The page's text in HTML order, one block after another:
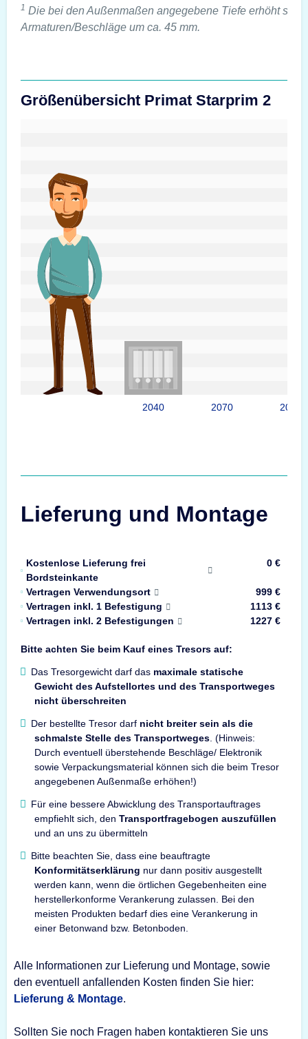
1 Die bei den Außenmaßen angegebene Tiefe erhöht sich
Armaturen/Beschläge um ca. 45 mm.
Größenübersicht Primat Starprim 2
2040 2070 2095
Lieferung und Montage
Kostenlose Lieferung frei
Bordsteinkante
0 €
Vertragen Verwendungsort
999 €
Vertragen inkl. 1 Befestigung
1113 €
Vertragen inkl. 2 Befestigungen
1227 €
Bitte achten Sie beim Kauf eines Tresors auf:
Das Tresorgewicht darf das maximale statische
Gewicht des Aufstellortes und des Transportweges
nicht überschreiten
Der bestellte Tresor darf nicht breiter sein als die
schmalste Stelle des Transportweges. (Hinweis:
Durch eventuell überstehende Beschläge/ Elektronik
sowie Verpackungsmaterial können sich die beim Tresor
angegebenen Außenmaße erhöhen!)
Für eine bessere Abwicklung des Transportauftrages
empfiehlt sich, den Transportfragebogen auszufüllen
und an uns zu übermitteln
Bitte beachten Sie, dass eine beauftragte
Konformitätserklärung nur dann positiv ausgestellt
werden kann, wenn die örtlichen Gegebenheiten eine
herstellerkonforme Verankerung zulassen. Bei den
meisten Produkten bedarf dies eine Verankerung in
einer Betonwand bzw. Betonboden.
Alle Informationen zur Lieferung und Montage, sowie
den eventuell anfallenden Kosten finden Sie hier:
Lieferung & Montage.
Sollten Sie noch Fragen haben kontaktieren Sie uns